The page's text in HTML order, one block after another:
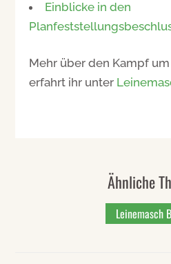
Einblicke in den
Mehr über den Kampf
erfahrt ihr unter
Ähnliche
Leinemasch